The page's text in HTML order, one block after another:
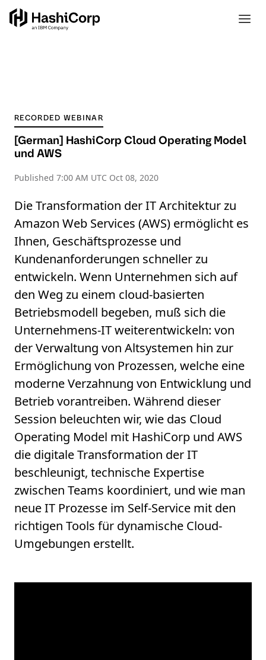
RECORDED WEBINAR
[German] HashiCorp Cloud Operating Model
und AWS
Published 7:00 AM UTC Oct 08, 2020
Die Transformation der IT Architektur zu
Amazon Web Services (AWS) ermöglicht es
Ihnen, Geschäftsprozesse und
Kundenanforderungen schneller zu
entwickeln. Wenn Unternehmen sich auf
den Weg zu einem cloud-basierten
Betriebsmodell begeben, muß sich die
Unternehmens-IT weiterentwickeln: von
der Verwaltung von Altsystemen hin zur
Ermöglichung von Prozessen, welche eine
moderne Verzahnung von Entwicklung und
Betrieb vorantreiben. Während dieser
Session beleuchten wir, wie das Cloud
Operating Model mit HashiCorp und AWS
die digitale Transformation der IT
beschleunigt, technische Expertise
zwischen Teams koordiniert, und wie man
neue IT Prozesse im Self-Service mit den
richtigen Tools für dynamische Cloud-
Umgebungen erstellt.